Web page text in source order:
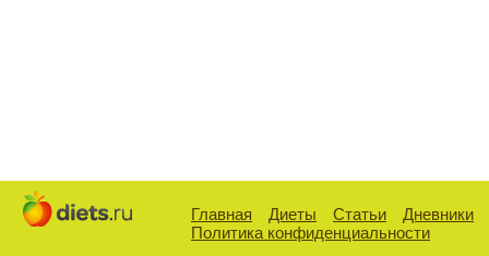
Главная Диеты Статьи
Дневники
Политика конфиденциальности